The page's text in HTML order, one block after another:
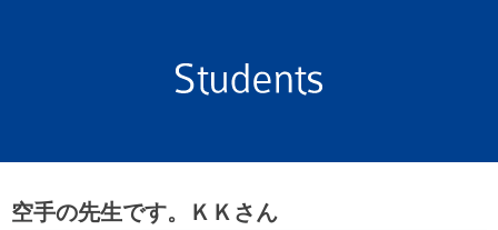
空手の先生です。ＫＫさん